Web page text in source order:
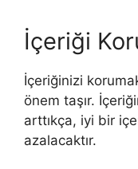
İçeriği
İçeriğinizi
önem taşır.
arttıkça, iyi bir
azalacaktır.